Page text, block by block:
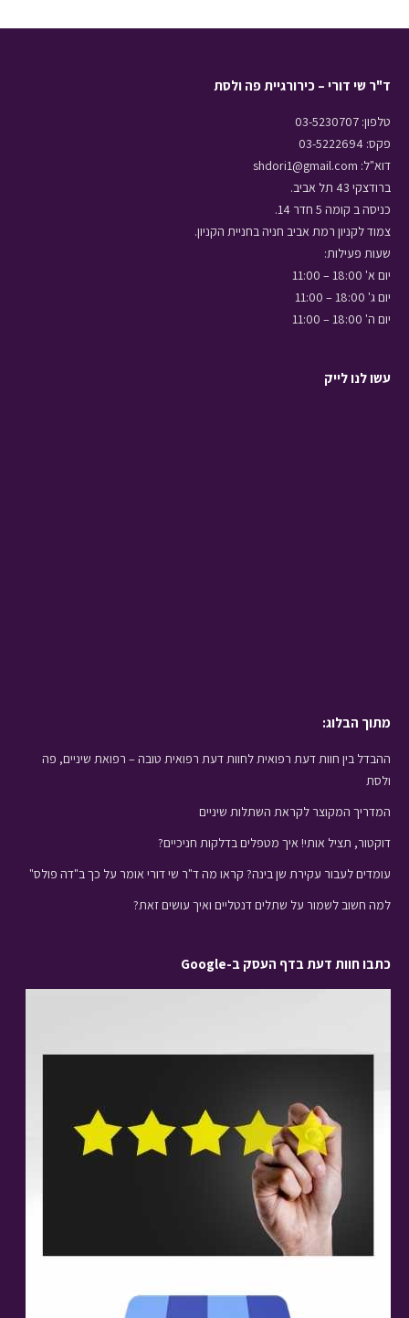
ד"ר שי דורי – כירורגיית פה ולסת
טלפון: 03-5230707
פקס: 03-5222694
דוא"ל: shdori1@gmail.com
ברודצקי 43 תל אביב.
כניסה ב קומה 5 חדר 14.
צמוד לקניון רמת אביב חניה בחניית הקניון.
שעות פעילות:
יום א' 18:00 – 11:00
יום ג' 18:00 – 11:00
יום ה' 18:00 – 11:00
עשו לנו לייק
מתוך הבלוג:
ההבדל בין חוות דעת רפואית לחוות דעת רפואית טובה – רפואת שיניים, פה
ולסת
המדריך המקוצר לקראת השתלות שיניים
דוקטור, תציל אותי! איך מטפלים בדלקות חניכיים?
עומדים לעבור עקירת שן בינה? קראו מה ד"ר שי דורי אומר על כך ב"דה פולס"
למה חשוב לשמור על שתלים דנטליים ואיך עושים זאת?
כתבו חוות דעת בדף העסק ב-Google